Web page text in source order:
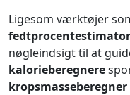
Ligesom værktøjer
fedtprocentestimator
nøgleindsigt til at
kalorieberegnere
kropsmasseberegner